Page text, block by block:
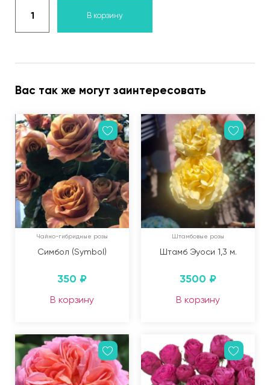
В корзину
Вас так же могут заинтересовать
Чайно-гибридные розы
Симбол (Symbol)
350 ₽
В корзину
Штамбовые розы
Штамб Эуоси 1,3 м.
3500 ₽
В корзину